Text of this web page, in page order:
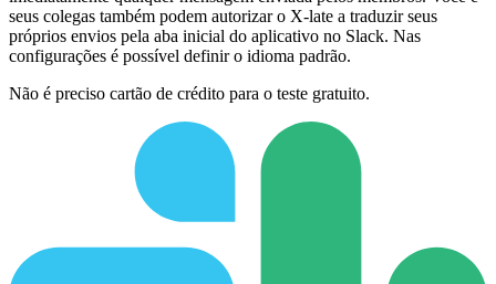
seus colegas também podem autorizar o X-late a traduzir seus
próprios envios pela aba inicial do aplicativo no Slack. Nas
configurações é possível definir o idioma padrão.
Não é preciso cartão de crédito para o teste gratuito.